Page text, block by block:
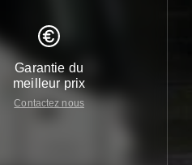
Garantie du
meilleur prix
Contactez nous